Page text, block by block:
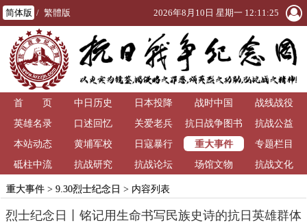
简体版 / 繁體版 2026年8月10日 星期一 12:11:26
首 页 中日历史 日本投降 战时中国
战线战役
英雄名录
口述回忆 关爱老兵
抗日战争图书
馆
抗战公益
本站动态
黄埔军校 日寇暴行 重大事件
专题栏目
砥柱中流
抗战研究 抗战论坛 场馆文物 抗战文化
重大事件> 9.30烈士纪念日 > 内容列表
烈士纪念日丨铭记用生命书写民族史诗的抗日英雄群体